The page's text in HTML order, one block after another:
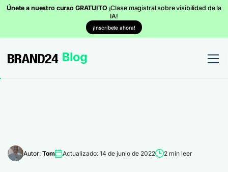
Únete a nuestro curso GRATUITO ¡Clase magistral sobre visibilidad de la
IA!
¡Inscríbete ahora!
Autor: Tom Actualizado: 14 de junio de 2022 2 min leer